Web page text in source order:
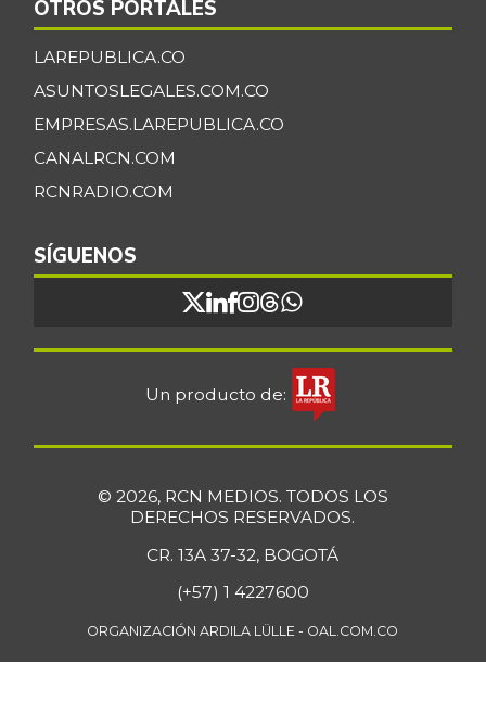
OTROS PORTALES
LAREPUBLICA.CO
ASUNTOSLEGALES.COM.CO
EMPRESAS.LAREPUBLICA.CO
CANALRCN.COM
RCNRADIO.COM
SÍGUENOS
Un producto de:
© 2026, RCN MEDIOS. TODOS LOS
DERECHOS RESERVADOS.
CR. 13A 37-32, BOGOTÁ
(+57) 1 4227600
ORGANIZACIÓN ARDILA LÜLLE - OAL.COM.CO